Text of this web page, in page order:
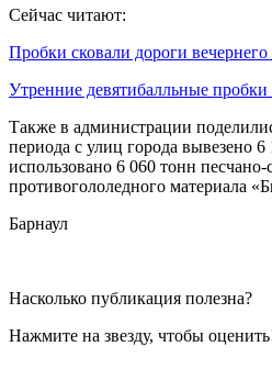
Сейчас читают:
Пробки сковали дороги
Утренние девятибалльные
Также в администрации
периода с улиц города вывезено 6
использовано 6 060 тонн
противогололедного материала
Барнаул
Насколько публикация полезна?
Нажмите на звезду, чтобы